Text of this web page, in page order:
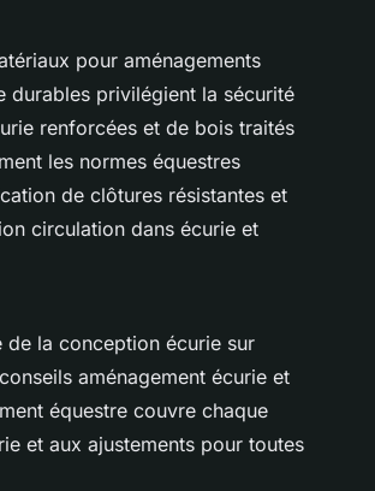
pour aménagements
durables privilégient la sécurité
renforcées et de bois traités
les normes équestres
de clôtures résistantes et
circulation dans écurie et
la conception écurie sur
aménagement écurie et
équestre couvre chaque
et aux ajustements pour toutes